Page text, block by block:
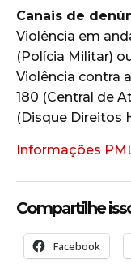
Canais de
Violência em
(Polícia Militar)
Violência contra
180 (Central de
(Disque Direitos
Informações
Compartilhe
Facebook